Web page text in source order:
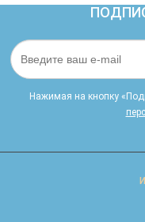
Нажимая на кнопку